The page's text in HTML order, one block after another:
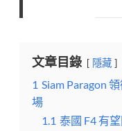
文章目錄 隱藏
1 Siam Paragon
場
1.1 泰國 F4 有